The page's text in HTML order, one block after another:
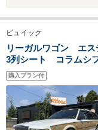
ビュイック
リーガルワゴン エ
3列シート コラムシ
ト パワーウィンド
デッキ 車検整備付き
購入プラン付